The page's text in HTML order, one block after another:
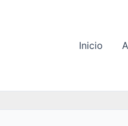
Inicio